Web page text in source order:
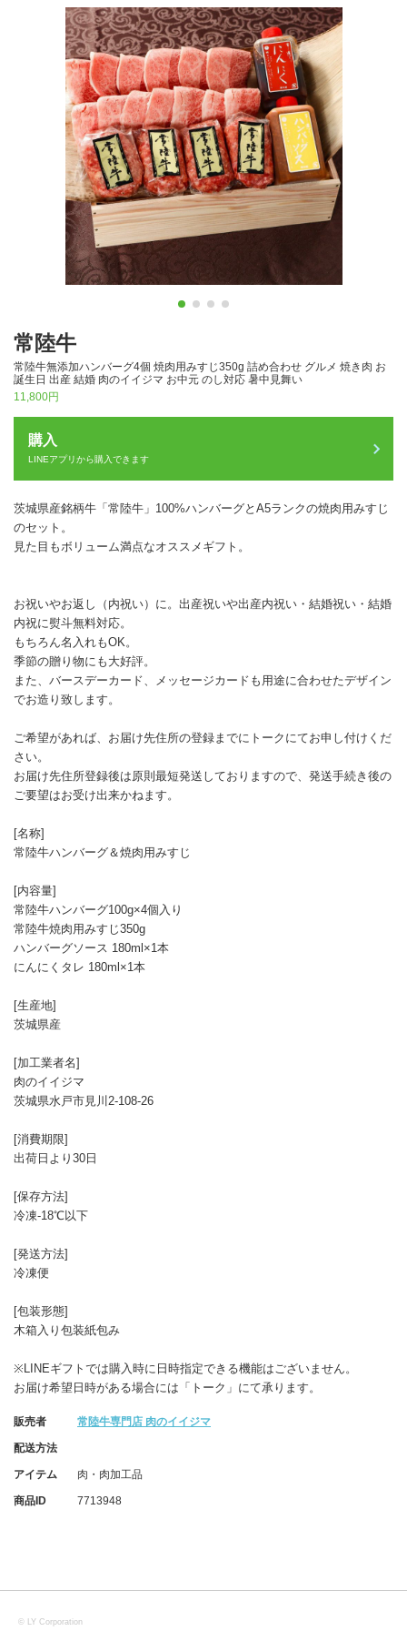
常陸牛
常陸牛無添加ハンバーグ4個 焼肉用みすじ350g 詰め合わせ グルメ 焼き肉 お
誕生日 出産 結婚 肉のイイジマ お中元 のし対応 暑中見舞い
11,800円
購入
LINEアプリから購入できます
茨城県産銘柄牛「常陸牛」100%ハンバーグとA5ランクの焼肉用みすじ
のセット。
見た目もボリューム満点なオススメギフト。
お祝いやお返し（内祝い）に。出産祝いや出産内祝い・結婚祝い・結婚
内祝に熨斗無料対応。
もちろん名入れもOK。
季節の贈り物にも大好評。
また、バースデーカード、メッセージカードも用途に合わせたデザイン
でお造り致します。
ご希望があれば、お届け先住所の登録までにトークにてお申し付けくだ
さい。
お届け先住所登録後は原則最短発送しておりますので、発送手続き後の
ご要望はお受け出来かねます。
[名称]
常陸牛ハンバーグ＆焼肉用みすじ
[内容量]
常陸牛ハンバーグ100g×4個入り
常陸牛焼肉用みすじ350g
ハンバーグソース 180ml×1本
にんにくタレ 180ml×1本
[生産地]
茨城県産
[加工業者名]
肉のイイジマ
茨城県水戸市見川2-108-26
[消費期限]
出荷日より30日
[保存方法]
冷凍-18℃以下
[発送方法]
冷凍便
[包装形態]
木箱入り包装紙包み
※LINEギフトでは購入時に日時指定できる機能はございません。
お届け希望日時がある場合には「トーク」にて承ります。
販売者 常陸牛専門店 肉のイイジマ
配送方法
アイテム 肉・肉加工品
商品ID 7713948
© LY Corporation